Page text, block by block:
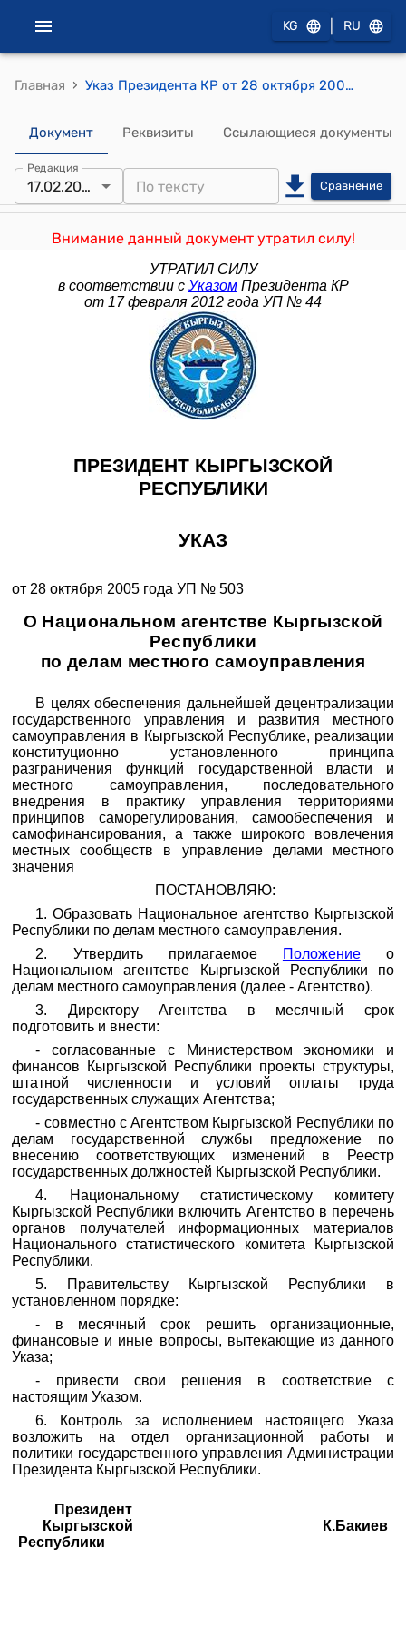
KG RU
Главная › Указ Президента КР от 28 октября 2005 года УП № 503 "О Национальном агентстве Кыргызской Республики по делам местного самоуправления"
Документ Реквизиты Ссылающиеся документы
Редакция
17.02.2012 Сравнение
Внимание данный документ утратил силу!